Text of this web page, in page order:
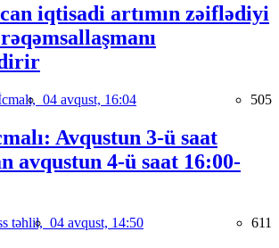
iqtisadi artımın zəiflədiyi
04 avqust, 16:04 505
Avqustun 3-ü saat
avqustun 4-ü saat 16:00-
təhlil, 04 avqust, 14:50 611